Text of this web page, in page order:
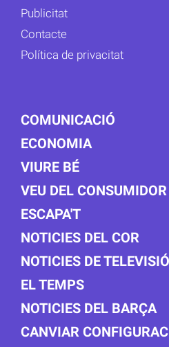
Publicitat
Contacte
Política de privacitat
COMUNICACIÓ
ECONOMIA
VIURE BÉ
VEU DEL CONSUMIDOR
ESCAPA'T
NOTICIES DEL COR
NOTICIES DE TELEVISIÓ
EL TEMPS
NOTICIES DEL BARÇA
CANVIAR